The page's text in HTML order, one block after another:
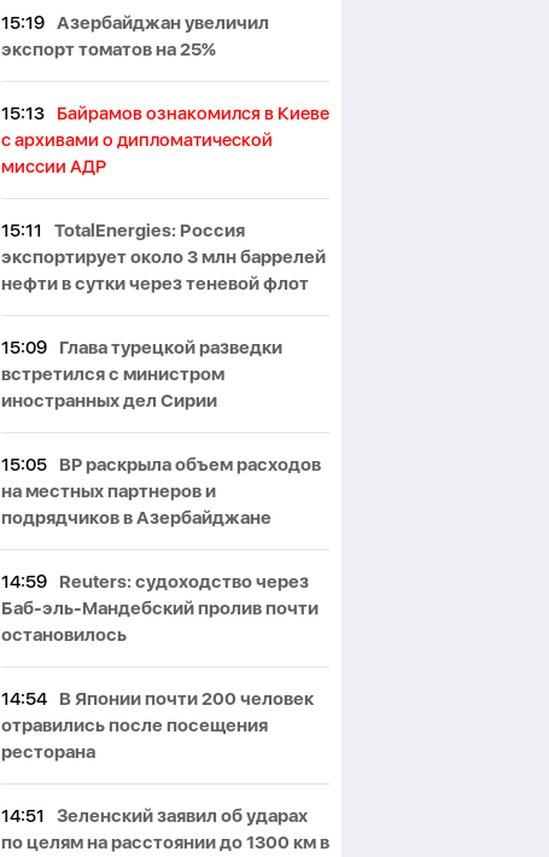
15:19 Азербайджан увеличил
экспорт томатов на 25%
15:13
Байрамов ознакомился в Киеве
с архивами о дипломатической
миссии АДР
15:11
TotalEnergies: Россия
экспортирует около 3 млн баррелей
нефти в сутки через теневой флот
15:09
Глава турецкой разведки
встретился с министром
иностранных дел Сирии
15:05
BP раскрыла объем расходов
на местных партнеров и
подрядчиков в Азербайджане
14:59
Reuters: судоходство через
Баб-эль-Мандебский пролив почти
остановилось
14:54
В Японии почти 200 человек
отравились после посещения
ресторана
14:51
Зеленский заявил об ударах
по целям на расстоянии до 1300 км в